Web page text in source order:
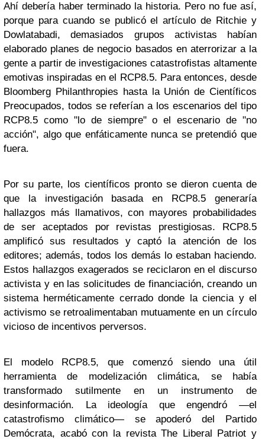
Ahí debería haber terminado la historia. Pero no fue así,
porque para cuando se publicó el artículo de Ritchie y
Dowlatabadi, demasiados grupos activistas habían
elaborado planes de negocio basados ​​en aterrorizar a la
gente a partir de investigaciones catastrofistas altamente
emotivas inspiradas en el RCP8.5. Para entonces, desde
Bloomberg Philanthropies hasta la Unión de Científicos
Preocupados, todos se referían a los escenarios del tipo
RCP8.5 como "lo de siempre" o el escenario de "no
acción", algo que enfáticamente nunca se pretendió que
fuera.
Por su parte, los científicos pronto se dieron cuenta de
que la investigación basada en RCP8.5 generaría
hallazgos más llamativos, con mayores probabilidades
de ser aceptados por revistas prestigiosas. RCP8.5
amplificó sus resultados y captó la atención de los
editores; además, todos los demás lo estaban haciendo.
Estos hallazgos exagerados se reciclaron en el discurso
activista y en las solicitudes de financiación, creando un
sistema herméticamente cerrado donde la ciencia y el
activismo se retroalimentaban mutuamente en un círculo
vicioso de incentivos perversos.
El modelo RCP8.5, que comenzó siendo una útil
herramienta de modelización climática, se había
transformado sutilmente en un instrumento de
desinformación. La ideología que engendró —el
catastrofismo climático— se apoderó del Partido
Demócrata, acabó con la revista The Liberal Patriot y